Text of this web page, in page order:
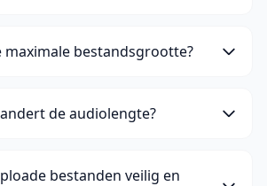
maximale bestandsgrootte?
de audiolengte?
bestanden veilig en